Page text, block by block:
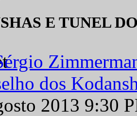
E TUNEL
dos
2013 9:30